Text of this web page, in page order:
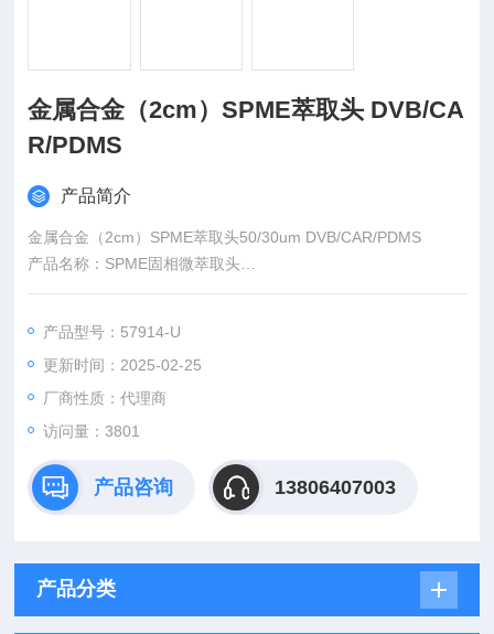
金属合金（2cm）SPME萃取头 DVB/CA
R/PDMS
产品简介
金属合金（2cm）SPME萃取头50/30um DVB/CAR/PDMS
产品名称：SPME固相微萃取头
货号： 57914-U
MS） 货号57914-U
产品型号：57914-U
更新时间：2025-02-25
厂商性质：代理商
访问量：3801
产品咨询 13806407003
产品分类